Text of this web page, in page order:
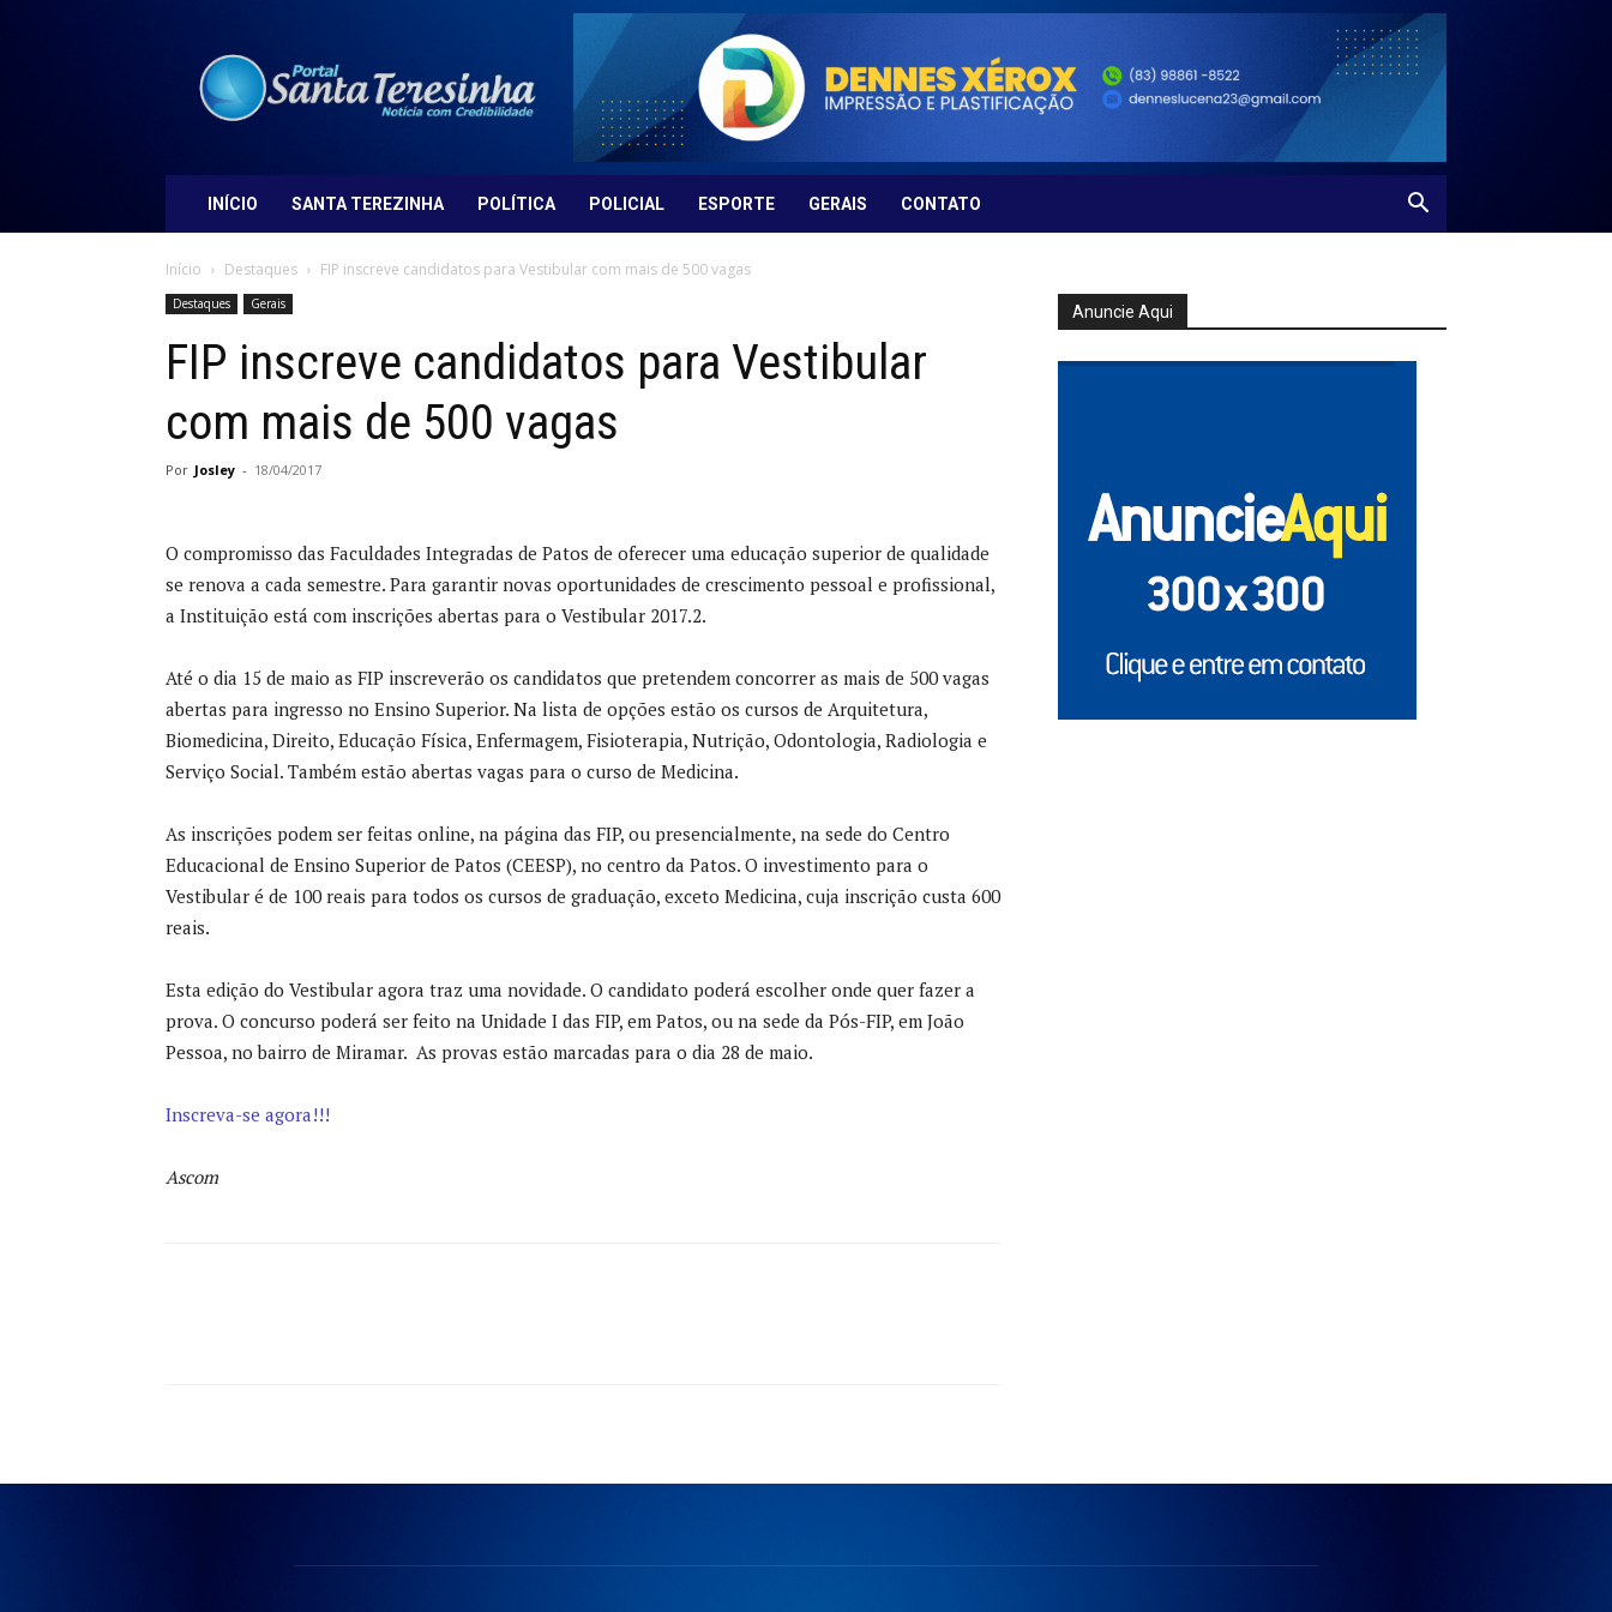
Santa
Teresinha
INÍCIO SANTA TEREZINHA POLÍTICA POLICIAL ESPORTE GERAIS CONTATO
Início Destaques FIP inscreve candidatos para Vestibular com mais de 500 vagas
Destaques Gerais
FIP inscreve candidatos para Vestibular
com mais de 500 vagas
Por Josley - 18/04/2017
O compromisso das Faculdades Integradas de Patos de oferecer uma educação superior de qualidade
se renova a cada semestre. Para garantir novas oportunidades de crescimento pessoal e profissional,
a Instituição está com inscrições abertas para o Vestibular 2017.2.
Até o dia 15 de maio as FIP inscreverão os candidatos que pretendem concorrer as mais de 500 vagas
abertas para ingresso no Ensino Superior. Na lista de opções estão os cursos de Arquitetura,
Biomedicina, Direito, Educação Física, Enfermagem, Fisioterapia, Nutrição, Odontologia, Radiologia e
Serviço Social. Também estão abertas vagas para o curso de Medicina.
As inscrições podem ser feitas online, na página das FIP, ou presencialmente, na sede do Centro
Educacional de Ensino Superior de Patos (CEESP), no centro da Patos. O investimento para o
Vestibular é de 100 reais para todos os cursos de graduação, exceto Medicina, cuja inscrição custa 600
reais.
Esta edição do Vestibular agora traz uma novidade. O candidato poderá escolher onde quer fazer a
prova. O concurso poderá ser feito na Unidade I das FIP, em Patos, ou na sede da Pós-FIP, em João
Pessoa, no bairro de Miramar. As provas estão marcadas para o dia 28 de maio.
Inscreva-se agora!!!
Ascom
Anuncie Aqui